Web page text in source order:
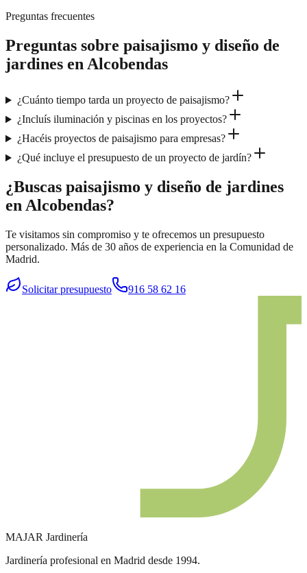
Preguntas frecuentes
Preguntas sobre paisajismo y diseño de
jardines enAlcobendas
¿Cuánto tiempo tarda un proyecto de paisajismo?
¿Incluís iluminación y piscinas en los proyectos?
¿Hacéis proyectos de paisajismo para empresas?
¿Qué incluye el presupuesto de un proyecto de jardín?
¿Buscas paisajismo y diseño de jardines
en Alcobendas?
Te visitamos sin compromiso y te ofrecemos un presupuesto
personalizado. Más de 30 años de experiencia en la Comunidad de
Madrid.
Solicitar presupuesto 916 58 62 16
MAJAR Jardinería
Jardinería profesional en Madrid desde 1994.